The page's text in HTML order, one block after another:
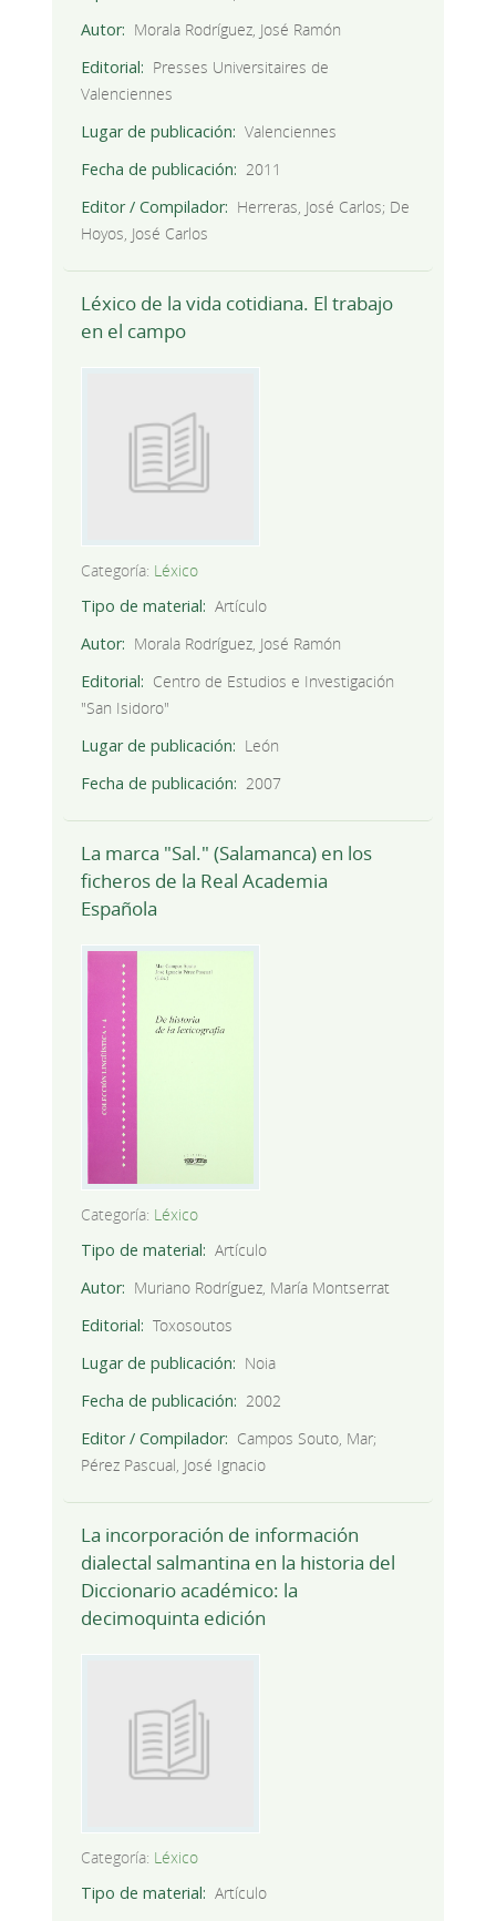
Autor
Morala Rodríguez, José Ramón
Editorial
Presses Universitaires de
Valenciennes
Lugar de publicación
Valenciennes
Fecha de publicación
2011
Editor / Compilador
Herreras, José Carlos; De
Hoyos, José Carlos
Léxico de la vida cotidiana. El trabajo
en el campo
Categoría: Léxico
Tipo de material
Artículo
Autor
Morala Rodríguez, José Ramón
Editorial
Centro de Estudios e Investigación
"San Isidoro"
Lugar de publicación
León
Fecha de publicación
2007
La marca "Sal." (Salamanca) en los
ficheros de la Real Academia
Española
Categoría: Léxico
Tipo de material
Artículo
Autor
Muriano Rodríguez, María Montserrat
Editorial
Toxosoutos
Lugar de publicación
Noia
Fecha de publicación
2002
Editor / Compilador
Campos Souto, Mar;
Pérez Pascual, José Ignacio
La incorporación de información
dialectal salmantina en la historia del
Diccionario académico: la
decimoquinta edición
Categoría: Léxico
Tipo de material
Artículo